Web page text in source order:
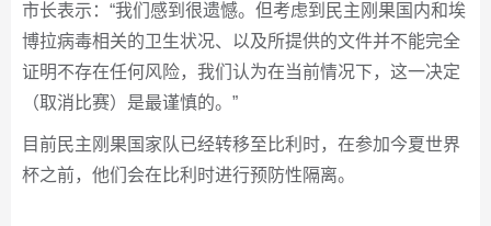
市长表示：“我们感到很遗憾。但考虑到民主刚果国内和埃
博拉病毒相关的卫生状况、以及所提供的文件并不能完全
证明不存在任何风险，我们认为在当前情况下，这一决定
（取消比赛）是最谨慎的。”
目前民主刚果国家队已经转移至比利时，在参加今夏世界
杯之前，他们会在比利时进行预防性隔离。